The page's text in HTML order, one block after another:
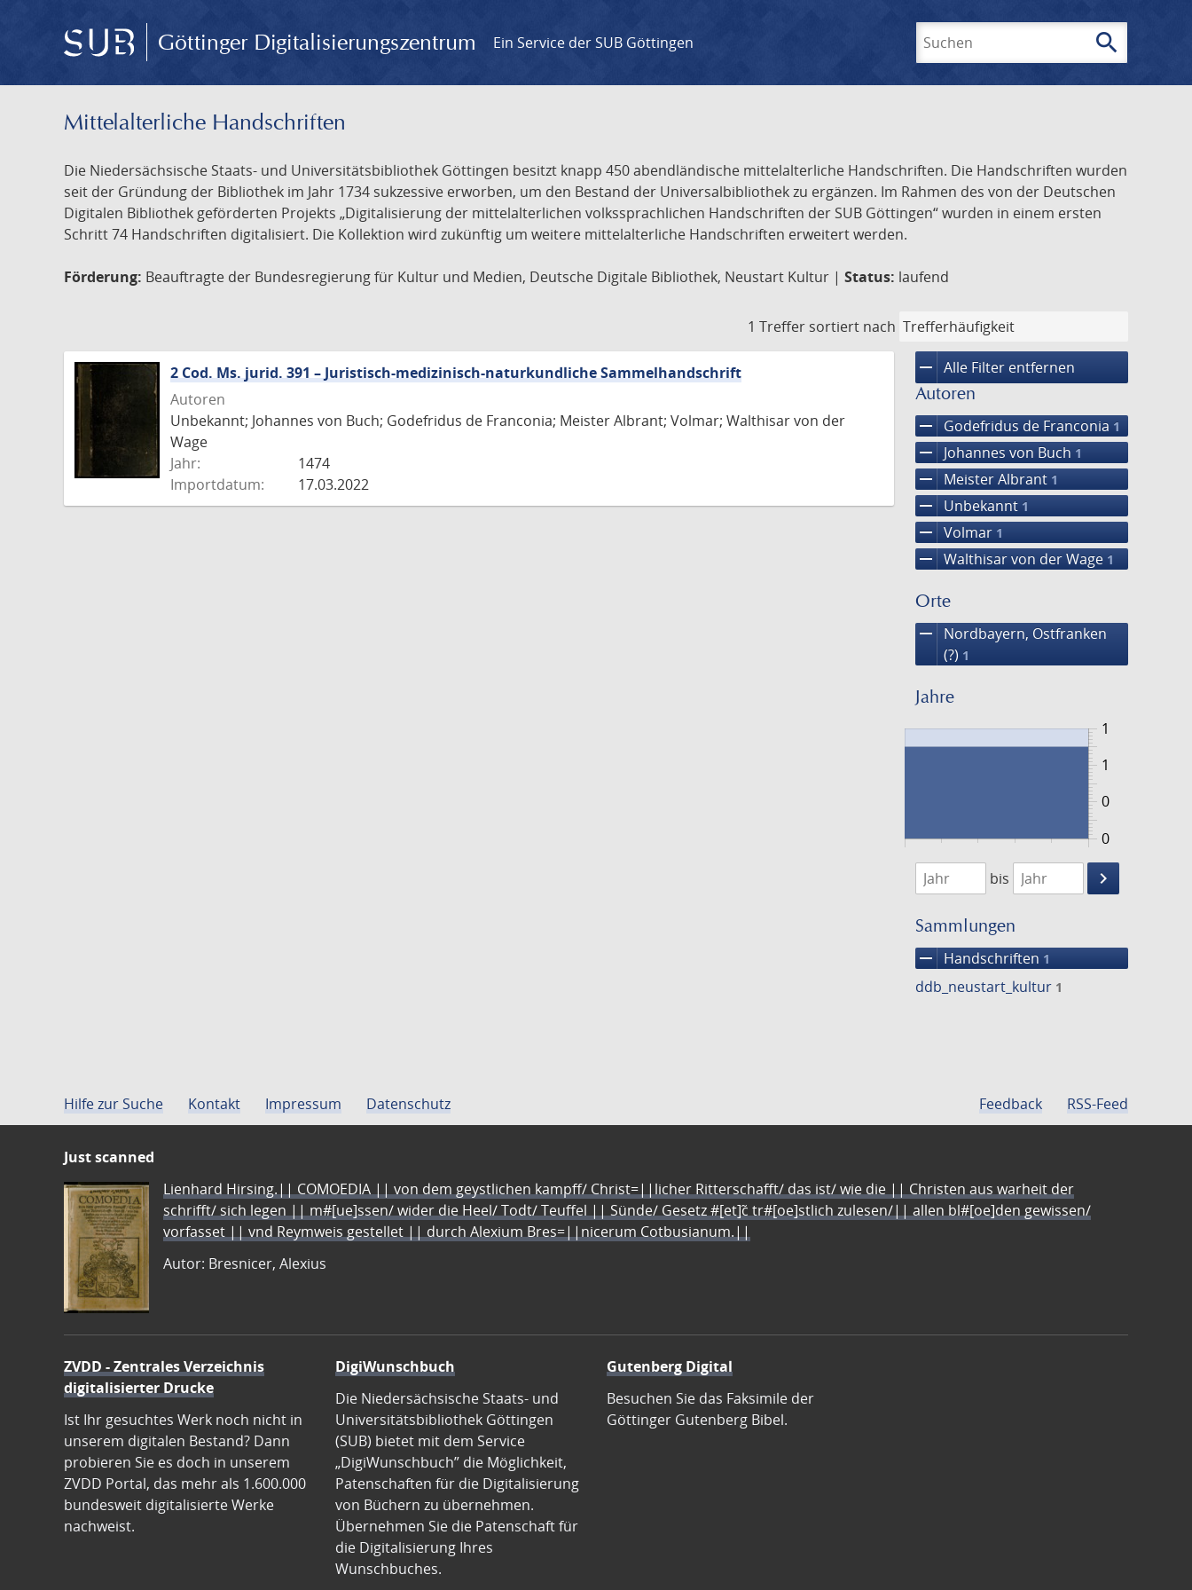
Göttinger Digitalisierungszentrum Ein Service der SUB Göttingen search
Mittelalterliche Handschriften
Die Niedersächsische Staats- und Universitätsbibliothek Göttingen besitzt knapp 450 abendländische mittelalterliche Handschriften. Die Handschriften wurden
seit der Gründung der Bibliothek im Jahr 1734 sukzessive erworben, um den Bestand der Universalbibliothek zu ergänzen. Im Rahmen des von der Deutschen
Digitalen Bibliothek geförderten Projekts „Digitalisierung der mittelalterlichen volkssprachlichen Handschriften der SUB Göttingen“ wurden in einem ersten
Schritt 74 Handschriften digitalisiert. Die Kollektion wird zukünftig um weitere mittelalterliche Handschriften erweitert werden.
Förderung: Beauftragte der Bundesregierung für Kultur und Medien, Deutsche Digitale Bibliothek, Neustart Kultur | Status: laufend
1 Treffer sortiert nach
remove Alle Filter entfernen
Autoren
remove Godefridus de Franconia 1
remove Johannes von Buch 1
remove Meister Albrant 1
remove Unbekannt 1
remove Volmar 1
remove Walthisar von der Wage 1
Orte
remove
Nordbayern, Ostfranken
(?) 1
Jahre
0
1
0
1
1474
1475
bis
keyboard_arrow_right
Suche
Sammlungen
remove Handschriften 1
ddb_neustart_kultur 1
2 Cod. Ms. jurid. 391 – Juristisch-medizinisch-naturkundliche Sammelhandschrift
Autoren
Unbekannt; Johannes von Buch; Godefridus de Franconia; Meister Albrant; Volmar; Walthisar von der
Wage
Jahr:
1474
Importdatum:
17.03.2022
Hilfe zur Suche Kontakt Impressum Datenschutz Feedback RSS-Feed
Just scanned
Lienhard Hirsing.|| COMOEDIA || von dem geystlichen kampff/ Christ=||licher Ritterschafft/ das ist/ wie die || Christen aus warheit der
schrifft/ sich legen || m#[ue]ssen/ wider die Heel/ Todt/ Teuffel || Sünde/ Gesetz #[et]c̃ tr#[oe]stlich zulesen/|| allen bl#[oe]den gewissen/
vorfasset || vnd Reymweis gestellet || durch Alexium Bres=||nicerum Cotbusianum.||
Autor: Bresnicer, Alexius
ZVDD - Zentrales Verzeichnis
digitalisierter Drucke
Ist Ihr gesuchtes Werk noch nicht in
unserem digitalen Bestand? Dann
probieren Sie es doch in unserem
ZVDD Portal, das mehr als 1.600.000
bundesweit digitalisierte Werke
nachweist.
DigiWunschbuch
Die Niedersächsische Staats- und
Universitätsbibliothek Göttingen
(SUB) bietet mit dem Service
„DigiWunschbuch” die Möglichkeit,
Patenschaften für die Digitalisierung
von Büchern zu übernehmen.
Übernehmen Sie die Patenschaft für
die Digitalisierung Ihres
Wunschbuches.
Gutenberg Digital
Besuchen Sie das Faksimile der
Göttinger Gutenberg Bibel.